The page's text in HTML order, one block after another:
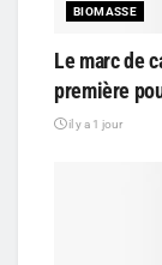
BIOMASSE
Le marc de
première
il y a 1 jour